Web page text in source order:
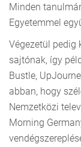
Minden
Egyetemmel
Végezetül pedig
sajtónak, így
Bustle,
abban, hogy
Nemzetközi
Morning